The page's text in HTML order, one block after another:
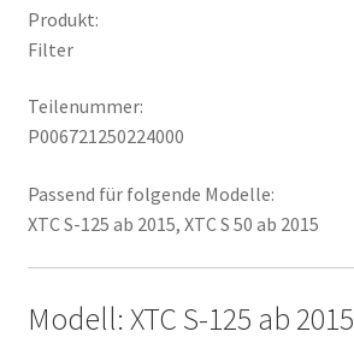
Produkt:
Filter
Teilenummer:
P006721250224000
Passend für folgende Modelle:
XTC S-125 ab 2015, XTC S 50 ab 2015
Modell: XTC S-125 ab 2015